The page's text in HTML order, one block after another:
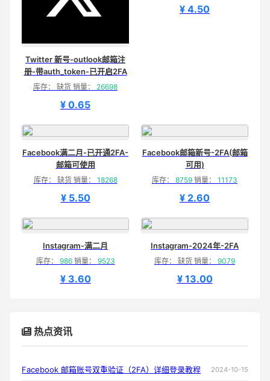
Twitter 新号-outlook邮箱注
册-带auth_token-已开启2FA
库存： 缺货 销量： 26698
¥ 0.65
¥ 4.50
Facebook满二月-已开通2FA-
邮箱可使用
库存： 缺货 销量： 18268
¥ 5.50
Facebook邮箱新号-2FA(邮箱
可用)
库存： 8759 销量： 11173
¥ 2.60
Instagram-满二月
库存： 986销量： 9523
¥ 3.60
Instagram-2024年-2FA
库存： 缺货 销量： 9079
¥ 13.00
热点资讯
Facebook 邮箱账号双重验证（2FA）详细登录教程 2024-10-15